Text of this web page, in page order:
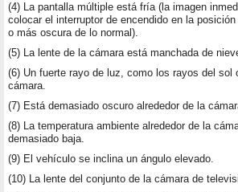
(4) La pantalla múltiple está fría (la imagen
colocar el interruptor de encendido en la
o más oscura de lo normal).
(5) La lente de la cámara está manchada de
(6) Un fuerte rayo de luz, como los rayos del sol
cámara.
(7) Está demasiado oscuro alrededor de la
(8) La temperatura ambiente alrededor de la
demasiado baja.
(9) El vehículo se inclina un ángulo elevado.
(10) La lente del conjunto de la cámara de